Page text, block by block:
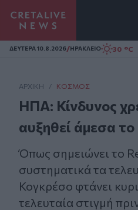
Homepage
ΔΕΥΤΕΡΑ 10.8.2026/ΗΡΑΚΛΕΙΟ 30 °C
ΑΡΧΙΚΗ / ΚΌΣΜΟΣ
ΗΠΑ: Κίνδυνος
αυξηθεί άμεσα
Όπως σημειώνει το
συστηματικά τα
Κογκρέσο φτάνει
τελευταία στιγμή